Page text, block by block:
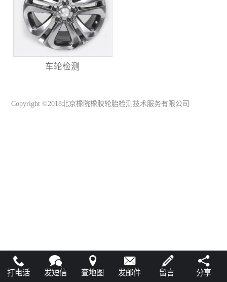
车轮检测
Copyright ©2018北京橡院橡胶轮胎检测技术服务有限公司
打电话 发短信 查地图 发邮件 留言 分享